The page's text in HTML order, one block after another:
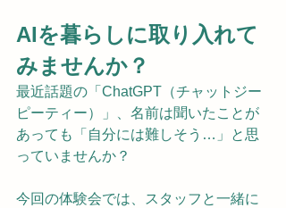
AIを暮らしに取り入れて
みませんか？
最近話題の「ChatGPT（チャットジー
ピーティー）」、名前は聞いたことが
あっても「自分には難しそう…」と思
っていませんか？
今回の体験会では、スタッフと一緒に